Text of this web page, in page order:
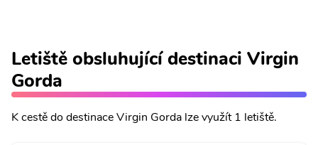
Letiště obsluhující destinaci Virgin
Gorda
K cestě do destinace Virgin Gorda lze využít 1 letiště.